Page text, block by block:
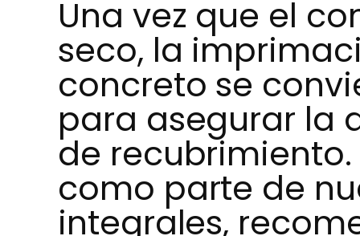
Una vez que el
seco, la
concreto se
para asegurar la
de recubrimiento.
como parte de
integrales,